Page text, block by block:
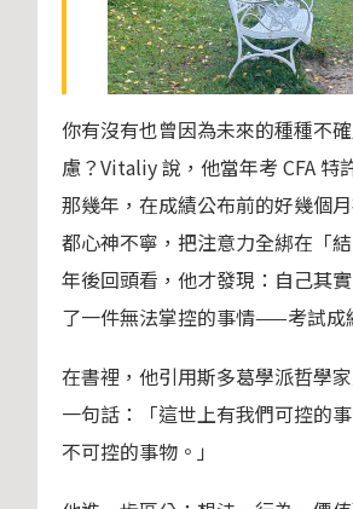
你有沒有也曾因為未來的種種不
慮？Vitaliy 說，他當年考 CFA 特
那幾年，在成績公布前的好幾個
都心神不寧，把注意力全綁在「
年後回頭看，他才發現：自己其
了一件無法掌控的事情——考試成
在書裡，他引用斯多葛學派哲學
一句話：「這世上有我們可控的
不可控的事物。」